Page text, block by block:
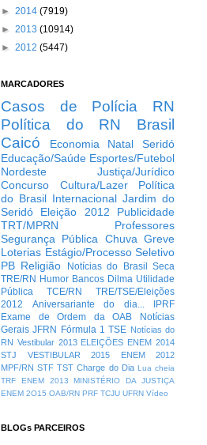
► 2014 (7919)
► 2013 (10914)
► 2012 (5447)
MARCADORES
Casos de Polícia
RN
Política do RN
Brasil
Caicó
Economia Natal
Seridó
Educação/Saúde Esportes/Futebol
Nordeste
Justiça/Jurídico
Concurso
Cultura/Lazer
Política
do Brasil Internacional Jardim do
Seridó
Eleição 2012
Publicidade
TRT/MPRN
Professores
Segurança Pública Chuva Greve
Loterias Estágio/Processo Seletivo
PB Religião Notícias do Brasil
Seca
TRE/RN Humor Bancos Dilma Utilidade
Pública
TCE/RN
TRE/TSE/Eleições
2012
Aniversariante do dia...
IPRF
Exame de Ordem da OAB
Notícias
Gerais JFRN Fórmula 1 TSE Notícias do
RN Vestibular 2013 ELEIÇÕES ENEM 2014
STJ
VESTIBULAR 2015
ENEM 2012
MPF/RN STF TST Charge do Dia Lua cheia
TRF
ENEM 2013
MINISTÉRIO DA JUSTIÇA
ENEM 2O15 OAB/RN PRF TCJU UFRN Vídeo
BLOGs PARCEIROS